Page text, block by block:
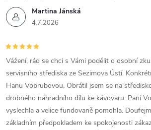
Martina Jánská
4.7.2026
Vážení, rád se chci s Vámi podělit o osobní
servisního střediska ze Sezimova Ústí.
Hanu Vobrubovou. Obrátil jsem se na
drobného náhradního dílu ke kávovaru. Paní
vyslechla a velice fundovaně pomohla.
základním předpokladem ke spokojenosti